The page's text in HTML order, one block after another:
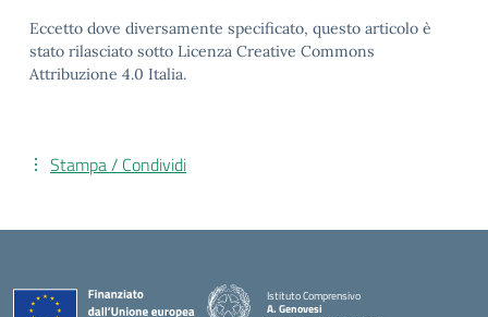
Eccetto dove diversamente specificato, questo articolo è
stato rilasciato sotto Licenza Creative Commons
Attribuzione 4.0 Italia.
Stampa / Condividi
Istituto Comprensivo
A. Genovesi